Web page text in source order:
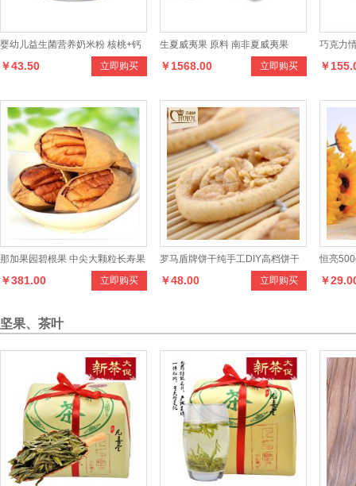
坚果、茶叶